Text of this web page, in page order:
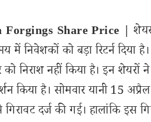
Forgings Share Price |
निवेशकों को बड़ा रिटर्न दिया
निराश नहीं किया है। इन शेयरों
किया है। सोमवार यानी 15
दर्ज की गई। हालांकि इस